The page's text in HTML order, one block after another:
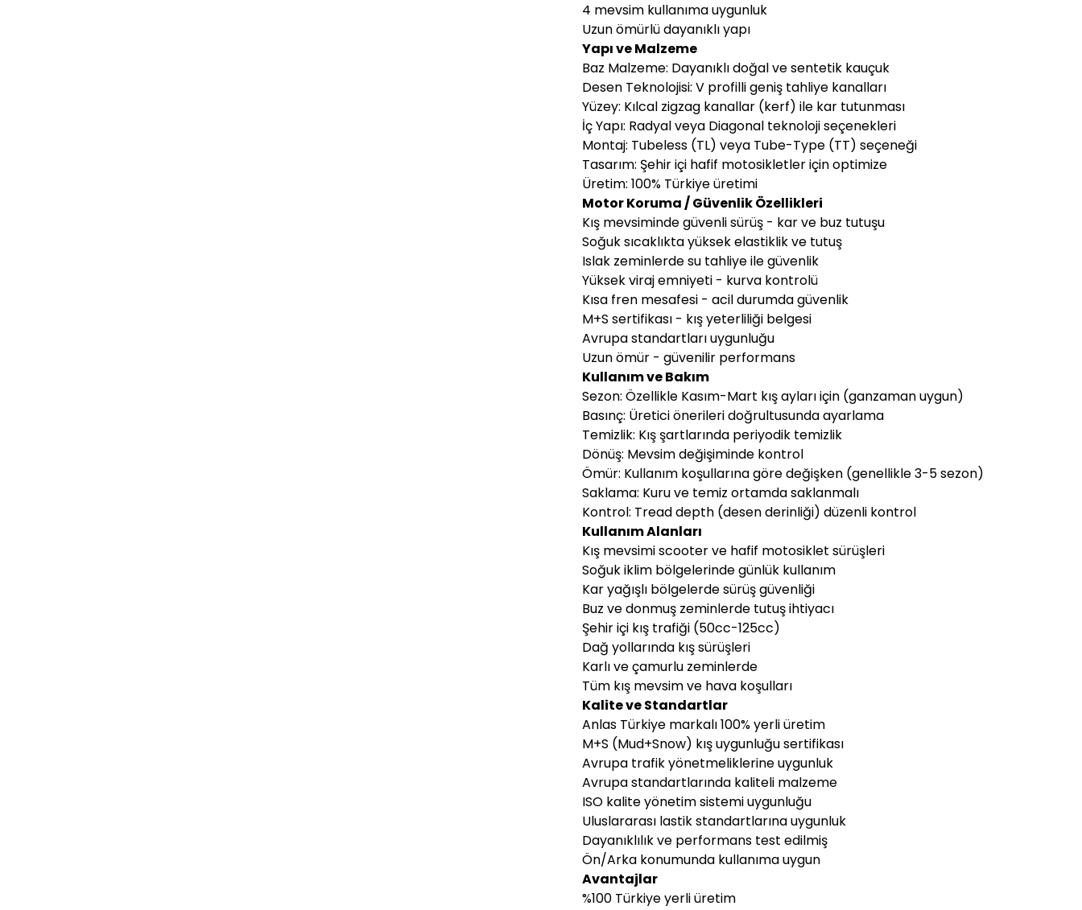
4 mevsim kullanıma uygunluk
Uzun ömürlü dayanıklı yapı
Yapı ve Malzeme
Baz Malzeme: Dayanıklı doğal ve sentetik kauçuk
Desen Teknolojisi: V profilli geniş tahliye kanalları
Yüzey: Kılcal zigzag kanallar (kerf) ile kar tutunması
İç Yapı: Radyal veya Diagonal teknoloji seçenekleri
Montaj: Tubeless (TL) veya Tube-Type (TT) seçeneği
Tasarım: Şehir içi hafif motosikletler için optimize
Üretim: 100% Türkiye üretimi
Motor Koruma / Güvenlik Özellikleri
Kış mevsiminde güvenli sürüş - kar ve buz tutuşu
Soğuk sıcaklıkta yüksek elastiklik ve tutuş
Islak zeminlerde su tahliye ile güvenlik
Yüksek viraj emniyeti - kurva kontrolü
Kısa fren mesafesi - acil durumda güvenlik
M+S sertifikası - kış yeterliliği belgesi
Avrupa standartları uygunluğu
Uzun ömür - güvenilir performans
Kullanım ve Bakım
Sezon: Özellikle Kasım-Mart kış ayları için (ganzaman uygun)
Basınç: Üretici önerileri doğrultusunda ayarlama
Temizlik: Kış şartlarında periyodik temizlik
Dönüş: Mevsim değişiminde kontrol
Ömür: Kullanım koşullarına göre değişken (genellikle 3-5 sezon)
Saklama: Kuru ve temiz ortamda saklanmalı
Kontrol: Tread depth (desen derinliği) düzenli kontrol
Kullanım Alanları
Kış mevsimi scooter ve hafif motosiklet sürüşleri
Soğuk iklim bölgelerinde günlük kullanım
Kar yağışlı bölgelerde sürüş güvenliği
Buz ve donmuş zeminlerde tutuş ihtiyacı
Şehir içi kış trafiği (50cc-125cc)
Dağ yollarında kış sürüşleri
Karlı ve çamurlu zeminlerde
Tüm kış mevsim ve hava koşulları
Kalite ve Standartlar
Anlas Türkiye markalı 100% yerli üretim
M+S (Mud+Snow) kış uygunluğu sertifikası
Avrupa trafik yönetmeliklerine uygunluk
Avrupa standartlarında kaliteli malzeme
ISO kalite yönetim sistemi uygunluğu
Uluslararası lastik standartlarına uygunluk
Dayanıklılık ve performans test edilmiş
Ön/Arka konumunda kullanıma uygun
Avantajlar
%100 Türkiye yerli üretim